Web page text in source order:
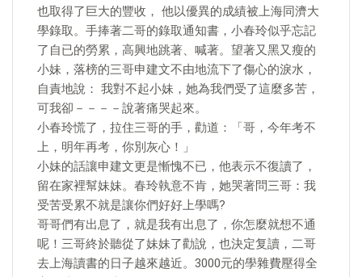
也取得了巨大的豐收， 他以優異的成績被上海同濟大
學錄取。手捧著二哥的錄取通知書，小春玲似乎忘記
了自已的勞累，高興地跳著、喊著。望著又黑又瘦的
小妹，落榜的三哥申建文不由地流下了傷心的淚水，
自責地說： 我對不起小妹，她為我們受了這麼多苦，
可我卻－－－－說著痛哭起來。
小春玲慌了，拉住三哥的手，勸道：「哥，今年考不
上，明年再考，你別灰心！」
小妹的話讓申建文更是慚愧不已，他表示不復讀了，
留在家裡幫妹妹。春玲執意不肯，她哭著問三哥：我
受苦受累不就是讓你們好好上學嗎?
哥哥們有出息了，就是我有出息了，你怎麼就想不通
呢！三哥終於聽從了妹妹了勸說，也決定复讀，二哥
去上海讀書的日子越來越近。3000元的學雜費壓得全